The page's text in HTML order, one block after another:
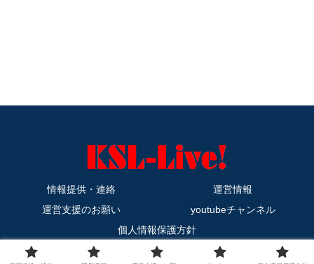
情報提供・連絡
運営情報
運営支援のお願い
youtubeチャンネル
個人情報保護方針
Copyright © 2011-2026 KSL-Live! All Rights Reserved.